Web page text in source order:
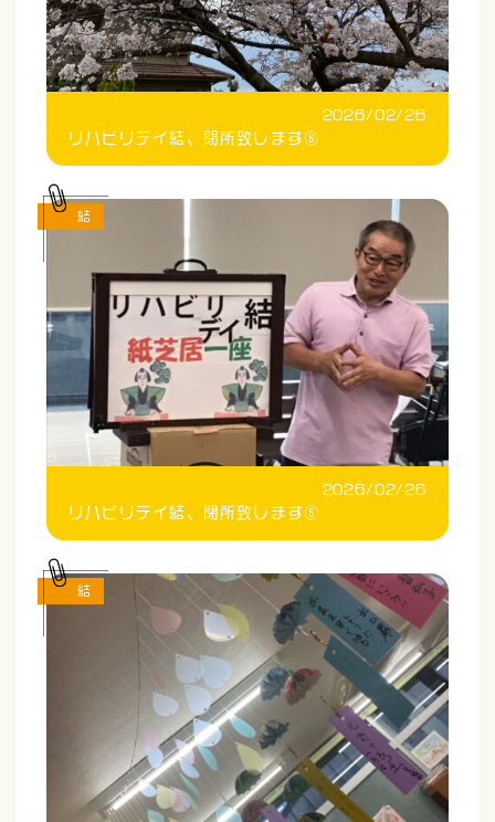
2026/02/26
リハビリデイ結、閉所致します⑥
2026/02/26
リハビリデイ結、閉所致します⑤
結
結